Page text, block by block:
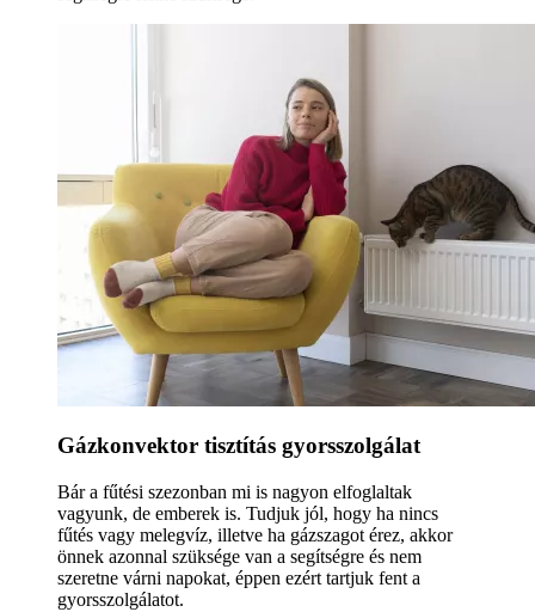
Gázkonvektor tisztítás gyorsszolgálat
Bár a fűtési szezonban mi is nagyon elfoglaltak
vagyunk, de emberek is. Tudjuk jól, hogy ha nincs
fűtés vagy melegvíz, illetve ha gázszagot érez, akkor
önnek azonnal szüksége van a segítségre és nem
szeretne várni napokat, éppen ezért tartjuk fent a
gyorsszolgálatot.